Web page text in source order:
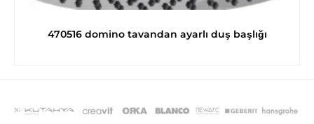
470516 domino tavandan ayarlı duş başlığı